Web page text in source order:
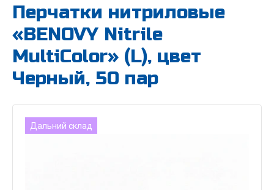
Перчатки нитриловые
«BENOVY Nitrile
MultiColor» (L), цвет
Черный, 50 пар
Дальний склад